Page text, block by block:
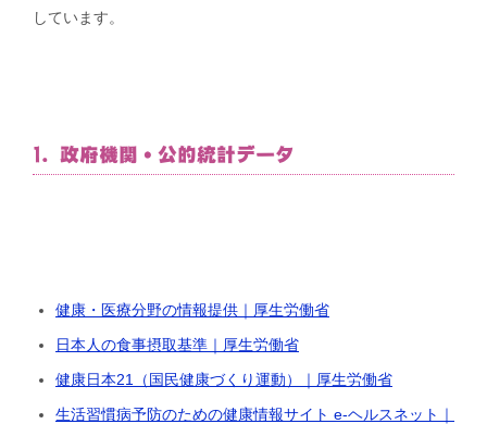
しています。
1. 政府機関・公的統計データ
健康・医療分野の情報提供｜厚生労働省
日本人の食事摂取基準｜厚生労働省
健康日本21（国民健康づくり運動）｜厚生労働省
生活習慣病予防のための健康情報サイト e-ヘルスネット｜